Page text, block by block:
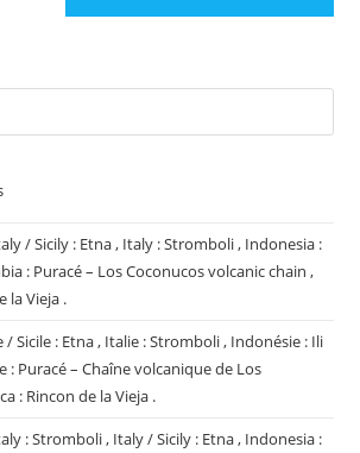
/ Sicily : Etna , Italy : Stromboli , Indonesia :
: Puracé – Los Coconucos volcanic chain ,
la Vieja .
/ Sicile : Etna , Italie : Stromboli , Indonésie : Ili
: Puracé – Chaîne volcanique de Los
: Rincon de la Vieja .
: Stromboli , Italy / Sicily : Etna , Indonesia :